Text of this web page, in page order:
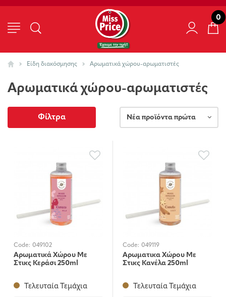
0
Είδη διακόσμησης Αρωματικά χώρου-αρωματιστές
Αρωματικά χώρου-αρωματιστές
Φίλτρα Νέα προϊόντα πρώτα
Code: 049102
Αρωματικά Χώρου Με
Στικς Κεράσι 250ml
Τελευταία Τεμάχια
Code: 049119
Αρωματικα Χώρου Με
Στικς Κανέλα 250ml
Τελευταία Τεμάχια